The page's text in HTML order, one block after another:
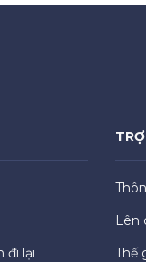
đi lại
Lên
Thế